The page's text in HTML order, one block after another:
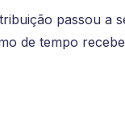
passou a
de tempo